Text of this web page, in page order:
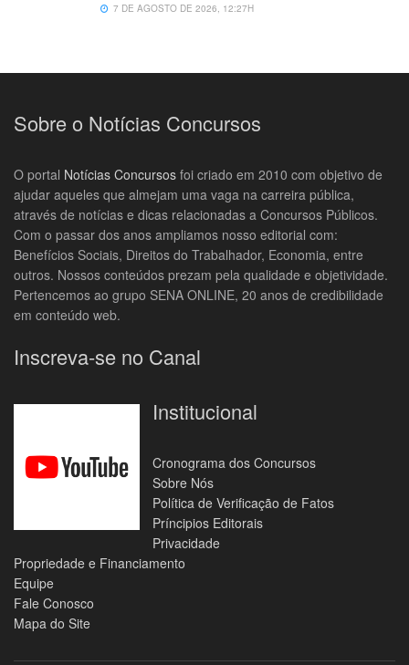
7 DE AGOSTO DE 2026, 12:27H
Sobre o Notícias Concursos
O portal Notícias Concursos foi criado em 2010 com objetivo de
ajudar aqueles que almejam uma vaga na carreira pública,
através de notícias e dicas relacionadas a Concursos Públicos.
Com o passar dos anos ampliamos nosso editorial com:
Benefícios Sociais, Direitos do Trabalhador, Economia, entre
outros. Nossos conteúdos prezam pela qualidade e objetividade.
Pertencemos ao grupo SENA ONLINE, 20 anos de credibilidade
em conteúdo web.
Inscreva-se no Canal
Institucional
Cronograma dos Concursos
Sobre Nós
Política de Verificação de Fatos
Príncipios Editorais
Privacidade
Propriedade e Financiamento
Equipe
Fale Conosco
Mapa do Site